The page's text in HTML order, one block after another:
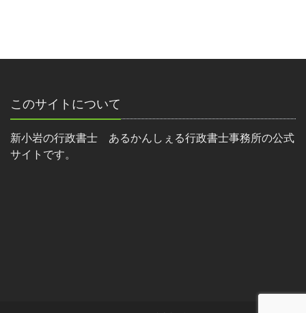
このサイトについて
新小岩の行政書士 あるかんしぇる行政書士事務所の公式
サイトです。